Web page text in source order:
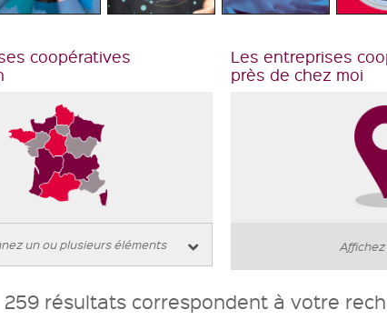
coopératives
Les entreprises
près de chez moi
259 résultats correspondent à votre